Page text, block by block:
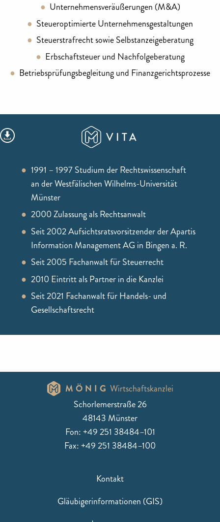
Unternehmensveräußerungen (M&A)
Steueroptimierte Unternehmensgestaltungen
Steuerstrafrecht sowie Selbstanzeigeberatung
Erbschaftsteuer und Nachfolgeberatung
Betriebsprüfungsbegleitung und Finanzgerichtsprozesse
VITA
1991 – 1997 Studium der Rechtswissenschaft
an der Westfälischen Wilhelms-Universität
Münster
2000 Zulassung als Rechtsanwalt
Seit 2002 Aufsichtsratsvorsitzender der Apartis
Information Management AG in Bingen a. R.
Seit 2005 Fachanwalt für Steuerrecht
2010 Eintritt als Partner in die Kanzlei
Seit 2021 Fachanwalt für Handels- und
Gesellschaftsrecht
MÖNIG Wirtschaftskanzlei
Schorlemerstraße 26
48143 Münster
Fon: +49 251 38484–101
Fax: +49 251 38484–100
Kontakt
Gläubigerinformationen (GIS)